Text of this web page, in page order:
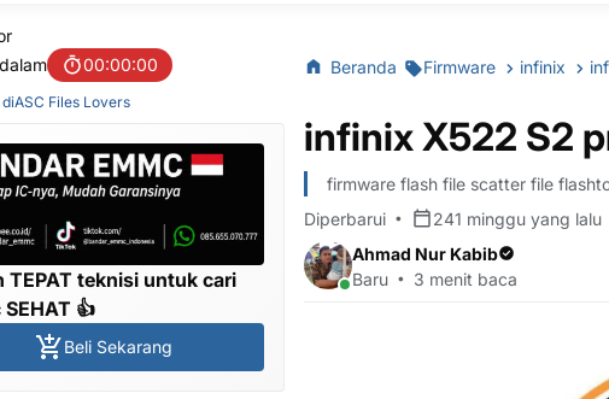
Beranda Firmware infinix
infinix X522 S2
firmware flash file scatter file
Diperbarui
241 minggu yang lalu
Ahmad Nur Kabib
Baru
3 menit baca
00:00:00
ASC Files Lovers
TEPAT teknisi untuk cari
👍
Beli Sekarang